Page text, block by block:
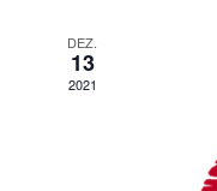
DEZ.
13
2021